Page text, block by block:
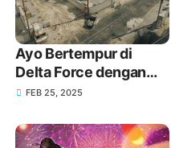
Ayo Bertempur di
Delta Force dengan
Senjata Baru melalui
FEB 25, 2025